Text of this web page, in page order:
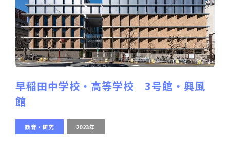
早稲田中学校・高等学校 3号館・興風
館
教育・研究 2023年